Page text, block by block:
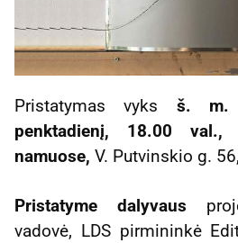
Pristatymas vyks š. m.
penktadienį, 18.00 val.,
namuose, V. Putvinskio g. 56,
Pristatyme dalyvaus
vadovė, LDS pirmininkė